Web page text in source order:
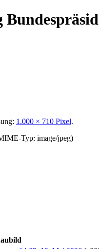
1.000 × 710 Pixel.
Typ: image/jpeg)